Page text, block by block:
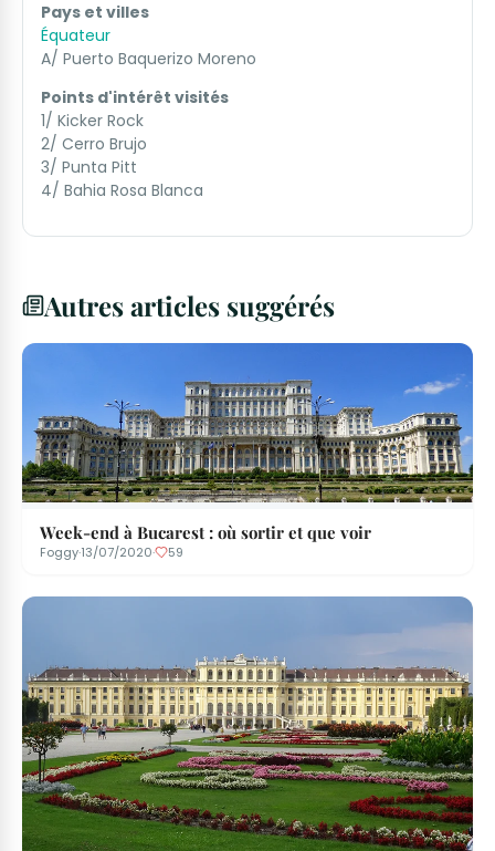
Pays et villes
Équateur
A/ Puerto Baquerizo Moreno
Points d'intérêt visités
1/ Kicker Rock
2/ Cerro Brujo
3/ Punta Pitt
4/ Bahia Rosa Blanca
Autres articles suggérés
Week-end à Bucarest : où sortir et que voir
Foggy·13/07/2020· 59